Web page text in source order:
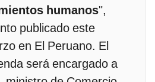
humanos",
publicado este
en El Peruano. El
será encargado a